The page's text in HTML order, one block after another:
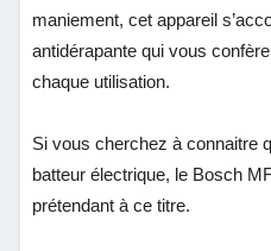
maniement, cet appareil
antidérapante qui vous
chaque utilisation.
Si vous cherchez à connaitre
batteur électrique, le Bosch
prétendant à ce titre.